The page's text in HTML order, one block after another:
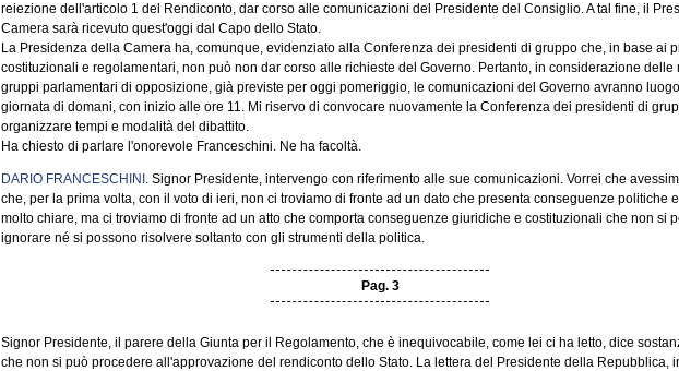
reiezione dell'articolo 1 del Rendiconto, dar corso alle comunicazioni del Presidente del Consiglio. A tal fine, il
Camera sarà ricevuto quest'oggi dal Capo dello Stato.
La Presidenza della Camera ha, comunque, evidenziato alla Conferenza dei presidenti di gruppo che, in base ai
costituzionali e regolamentari, non può non dar corso alle richieste del Governo. Pertanto, in considerazione delle
gruppi parlamentari di opposizione, già previste per oggi pomeriggio, le comunicazioni del Governo avranno
giornata di domani, con inizio alle ore 11. Mi riservo di convocare nuovamente la Conferenza dei presidenti di
organizzare tempi e modalità del dibattito.
Ha chiesto di parlare l'onorevole Franceschini. Ne ha facoltà.
DARIO FRANCESCHINI . Signor Presidente, intervengo con riferimento alle sue comunicazioni. Vorrei che
che, per la prima volta, con il voto di ieri, non ci troviamo di fronte ad un dato che presenta conseguenze politiche
molto chiare, ma ci troviamo di fronte ad un atto che comporta conseguenze giuridiche e costituzionali che non si
ignorare né si possono risolvere soltanto con gli strumenti della politica.
Pag. 3
Signor Presidente, il parere della Giunta per il Regolamento, che è inequivocabile, come lei ci ha letto, dice
che non si può procedere all'approvazione del rendiconto dello Stato. La lettera del Presidente della Repubblica,